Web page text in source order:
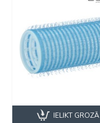
IELIKT GROZĀ